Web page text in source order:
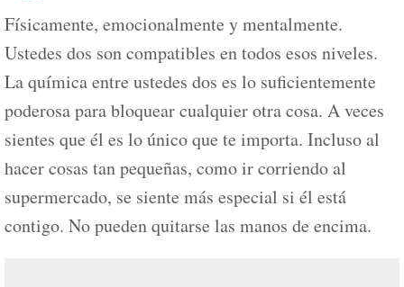
Físicamente, emocionalmente y mentalmente.
Ustedes dos son compatibles en todos esos niveles.
La química entre ustedes dos es lo suficientemente
poderosa para bloquear cualquier otra cosa. A veces
sientes que él es lo único que te importa. Incluso al
hacer cosas tan pequeñas, como ir corriendo al
supermercado, se siente más especial si él está
contigo. No pueden quitarse las manos de encima.